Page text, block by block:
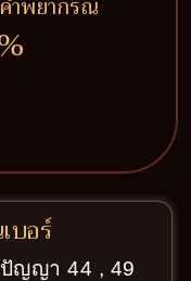
บอร์
ญญา 44 , 49